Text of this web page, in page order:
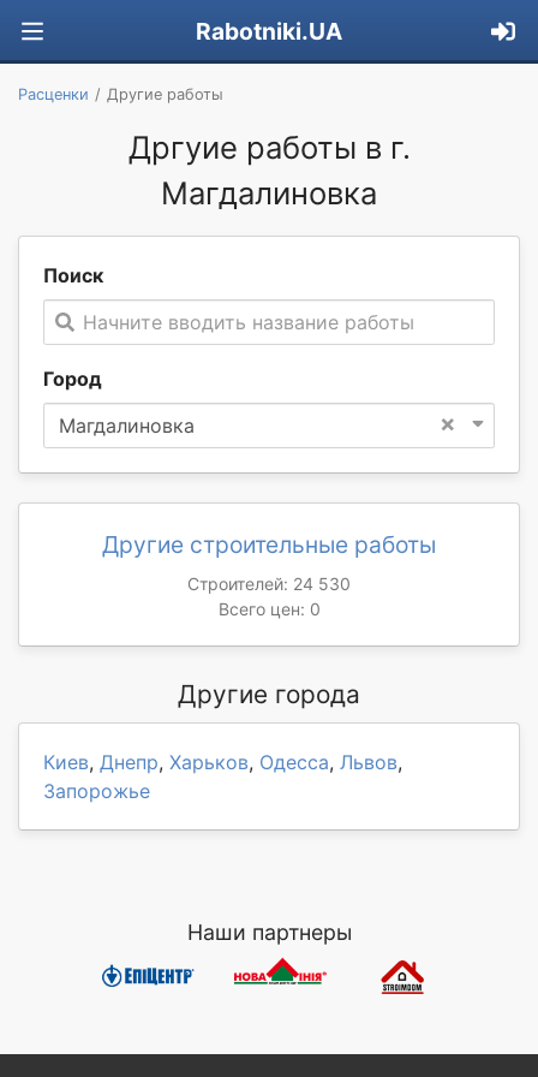
Rabotniki.UA
Расценки Другие работы
Дргуие работы в г.
Магдалиновка
Поиск
Начните вводить название работы
Город
×
Магдалиновка
Другие строительные работы
Строителей: 24 530
Всего цен: 0
Другие города
Киев, Днепр, Харьков, Одесса, Львов,
Запорожье
Наши партнеры